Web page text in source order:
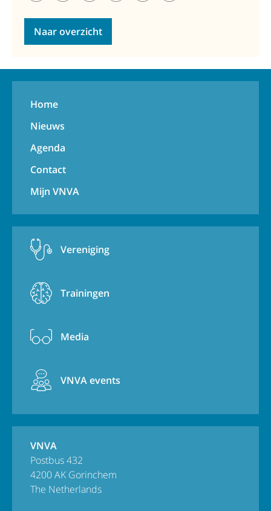
Naar overzicht
Home
Nieuws
Agenda
Contact
Mijn VNVA
Vereniging
Trainingen
Media
VNVA events
VNVA
Postbus 432
4200 AK Gorinchem
The Netherlands